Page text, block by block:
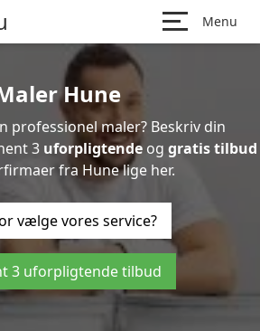
Menu
Hune
professionel maler? Beskriv din
3 uforpligtendeog gratis tilbud
fra Hune lige her.
vælge vores service?
3 uforpligtende tilbud